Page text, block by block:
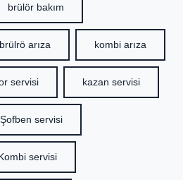
brülör bakım
brülrö arıza kombi arıza
servisi kazan servisi
Şofben servisi
servisi